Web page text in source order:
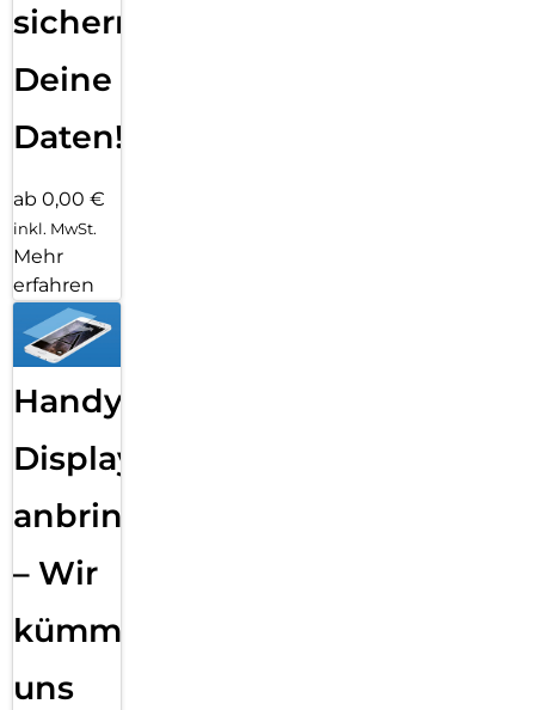
sichern
Deine
Daten!
ab 0,00 €
inkl. MwSt.
Mehr
erfahren
Handy
Displayfolie
anbringen
– Wir
kümmern
uns